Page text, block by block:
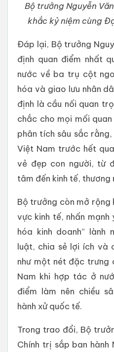
Bộ trưởng Nguyễn
khắc kỷ niệm cùng
Đáp lại, Bộ trưởng
định quan điểm nhất
nước về ba trụ cột
hóa và giao lưu nhân
định là cầu nối quan
chắc cho mọi mối
phân tích sâu sắc
Việt Nam trước hết
vẻ đẹp con người, từ
tâm đến kinh tế, thương
Bộ trưởng còn mở rộng
vực kinh tế, nhấn mạnh
hóa kinh doanh” lành
luật, chia sẻ lợi ích và
như một nét đặc trưng
Nam khi hợp tác ở
điểm làm nên chiều
hành xử quốc tế.
Trong trao đổi, Bộ
Chính trị sắp ban